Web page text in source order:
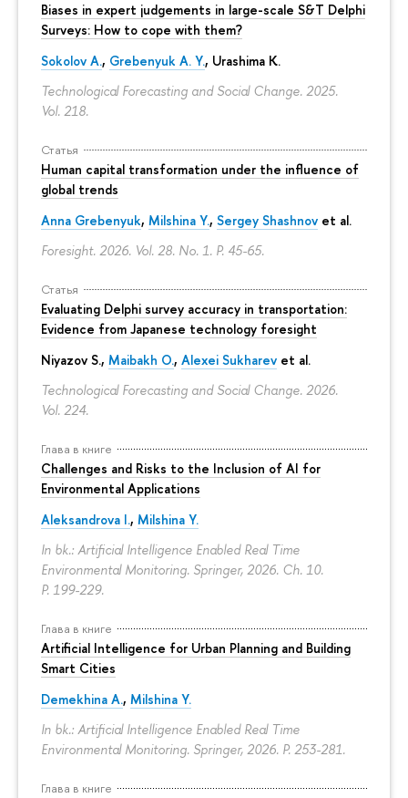
Biases in expert judgements in large-scale S&T Delphi
Surveys: How to cope with them?
Sokolov A., Grebenyuk A. Y., Urashima K.
Technological Forecasting and Social Change. 2025.
Vol. 218.
Статья
Human capital transformation under the influence of
global trends
Anna Grebenyuk, Milshina Y., Sergey Shashnov et al.
Foresight. 2026. Vol. 28. No. 1. P. 45-65.
Статья
Evaluating Delphi survey accuracy in transportation:
Evidence from Japanese technology foresight
Niyazov S., Maibakh O., Alexei Sukharev et al.
Technological Forecasting and Social Change. 2026.
Vol. 224.
Глава в книге
Challenges and Risks to the Inclusion of AI for
Environmental Applications
Aleksandrova I., Milshina Y.
In bk.: Artificial Intelligence Enabled Real Time
Environmental Monitoring. Springer, 2026. Ch. 10.
P. 199-229.
Глава в книге
Artificial Intelligence for Urban Planning and Building
Smart Cities
Demekhina A., Milshina Y.
In bk.: Artificial Intelligence Enabled Real Time
Environmental Monitoring. Springer, 2026. P. 253-281.
Глава в книге